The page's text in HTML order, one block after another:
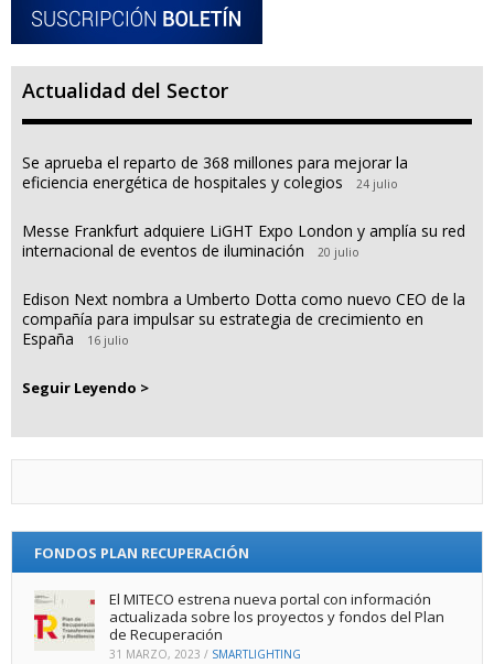
Actualidad del Sector
Se aprueba el reparto de 368 millones para mejorar la
eficiencia energética de hospitales y colegios
24 julio
Messe Frankfurt adquiere LiGHT Expo London y amplía su red
internacional de eventos de iluminación
20 julio
Edison Next nombra a Umberto Dotta como nuevo CEO de la
compañía para impulsar su estrategia de crecimiento en
España
16 julio
Seguir Leyendo >
FONDOS PLAN RECUPERACIÓN
El MITECO estrena nueva portal con información
actualizada sobre los proyectos y fondos del Plan
de Recuperación
31 MARZO, 2023 / SMARTLIGHTING